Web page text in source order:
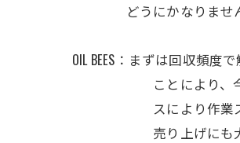
どうにかなりませ
OIL BEES：まずは回収頻
ことにより、今以上
スにより作業スペー
売り上げにも大きく